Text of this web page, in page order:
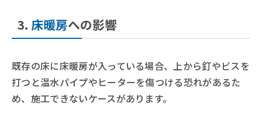
3. 床暖房への影響
既存の床に床暖房が入っている場合、上から釘やビスを
打つと温水パイプやヒーターを傷つける恐れがあるた
め、施工できないケースがあります。